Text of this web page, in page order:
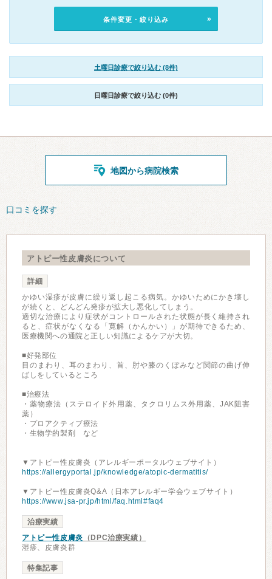
条件変更・絞り込み
土曜日診療で絞り込む (8件)
日曜日診療で絞り込む (0件)
地図から病院検索
口コミを探す
アトピー性皮膚炎について
詳細
かゆい湿疹が皮膚に繰り返し起こる病気。かゆいためにかき壊し
が続くと、どんどん発疹が拡大し悪化してしまう。
適切な治療により症状がコントロールされた状態が長く維持され
ると、症状がなくなる「寛解（かんかい）」が期待できるため、
医療機関への通院と正しい知識によるケアが大切。
■好発部位
目のまわり、耳のまわり、首、肘や膝のくぼみなど関節の曲げ伸
ばしをしているところ
■治療法
・薬物療法（ステロイド外用薬、タクロリムス外用薬、JAK阻害
薬）
・プロアクティブ療法
・生物学的製剤 など
▼アトピー性皮膚炎（アレルギーポータルウェブサイト）
https://allergyportal.jp/knowledge/atopic-dermatitis/
▼アトピー性皮膚炎Q&A（日本アレルギー学会ウェブサイト）
https://www.jsa-pr.jp/html/faq.html#faq4
治療実績
アトピー性皮膚炎 （DPC治療実績）
湿疹、皮膚炎群
特集記事